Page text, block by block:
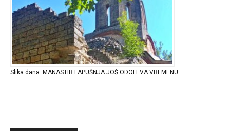
Slika dana: MANASTIR LAPUŠNJA JOŠ ODOLEVA VREMENU